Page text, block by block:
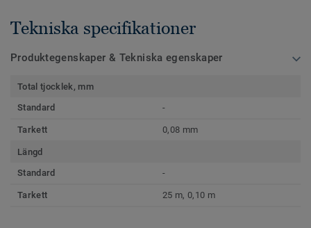
Tekniska specifikationer
Produktegenskaper & Tekniska egenskaper
Total tjocklek, mm
Standard
-
Tarkett 0,08 mm
Längd
Standard
-
Tarkett 25 m, 0,10 m